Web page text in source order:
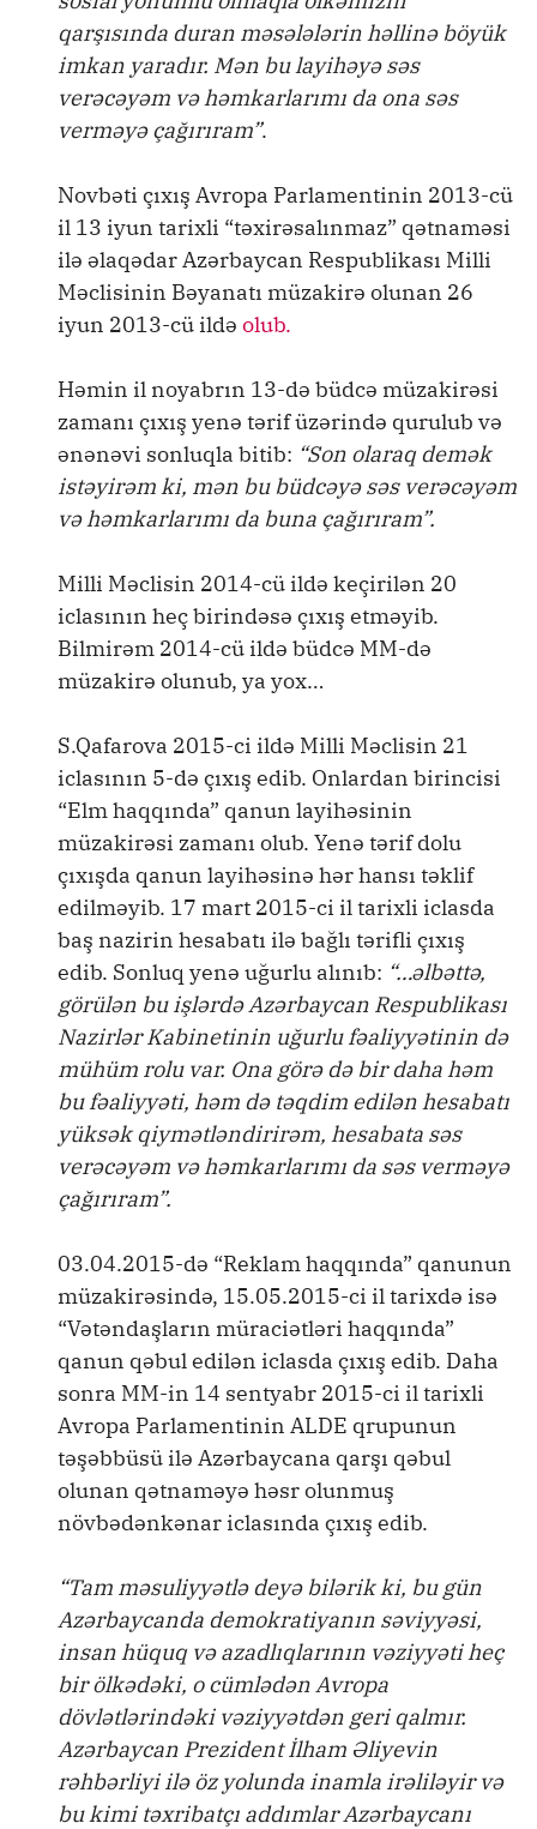
qarşısında duran məsələlərin həllinə böyük
imkan yaradır. Mən bu layihəyə səs
verəcəyəm və həmkarlarımı da ona səs
verməyə çağırıram”.
Novbəti çıxış Avropa Parlamentinin 2013-cü
il 13 iyun tarixli “təxirəsalınmaz” qətnaməsi
ilə əlaqədar Azərbaycan Respublikası Milli
Məclisinin Bəyanatı müzakirə olunan 26
iyun 2013-cü ildə olub.
Həmin il noyabrın 13-də büdcə müzakirəsi
zamanı çıxış yenə tərif üzərində qurulub və
ənənəvi sonluqla bitib: “Son olaraq demək
istəyirəm ki, mən bu büdcəyə səs verəcəyəm
və həmkarlarımı da buna çağırıram”.
Milli Məclisin 2014-cü ildə keçirilən 20
iclasının heç birindəsə çıxış etməyib.
Bilmirəm 2014-cü ildə büdcə MM-də
müzakirə olunub, ya yox…
S.Qafarova 2015-ci ildə Milli Məclisin 21
iclasının 5-də çıxış edib. Onlardan birincisi
“Elm haqqında” qanun layihəsinin
müzakirəsi zamanı olub. Yenə tərif dolu
çıxışda qanun layihəsinə hər hansı təklif
edilməyib. 17 mart 2015-ci il tarixli iclasda
baş nazirin hesabatı ilə bağlı tərifli çıxış
edib. Sonluq yenə uğurlu alınıb: “…əlbəttə,
görülən bu işlərdə Azərbaycan Respublikası
Nazirlər Kabinetinin uğurlu fəaliyyətinin də
mühüm rolu var. Ona görə də bir daha həm
bu fəaliyyəti, həm də təqdim edilən hesabatı
yüksək qiymətləndirirəm, hesabata səs
verəcəyəm və həmkarlarımı da səs verməyə
çağırıram”.
03.04.2015-də “Reklam haqqında” qanunun
müzakirəsində, 15.05.2015-ci il tarixdə isə
“Vətəndaşların müraciətləri haqqında”
qanun qəbul edilən iclasda çıxış edib. Daha
sonra MM-in 14 sentyabr 2015-ci il tarixli
Avropa Parlamentinin ALDE qrupunun
təşəbbüsü ilə Azərbaycana qarşı qəbul
olunan qətnaməyə həsr olunmuş
növbədənkənar iclasında çıxış edib.
“Tam məsuliyyətlə deyə bilərik ki, bu gün
Azərbaycanda demokratiyanın səviyyəsi,
insan hüquq və azadlıqlarının vəziyyəti heç
bir ölkədəki, o cümlədən Avropa
dövlətlərindəki vəziyyətdən geri qalmır.
Azərbaycan Prezident İlham Əliyevin
rəhbərliyi ilə öz yolunda inamla irəliləyir və
bu kimi təxribatçı addımlar Azərbaycanı